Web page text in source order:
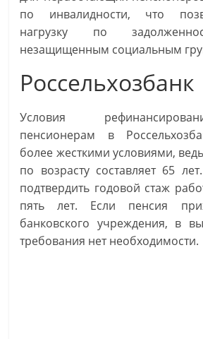
по инвалидности, что
нагрузку по
незащищенным социальным
Россельхозбанк
Условия
пенсионерам в
более жесткими условиями,
по возрасту составляет 65
подтвердить годовой стаж
пять лет. Если пенсия
банковского учреждения, в
требования нет необходимости.